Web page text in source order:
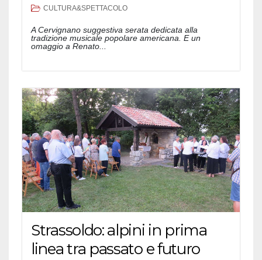
CULTURA&SPETTACOLO
A Cervignano suggestiva serata dedicata alla
tradizione musicale popolare americana. E un
omaggio a Renato...
Strassoldo: alpini in prima
linea tra passato e futuro